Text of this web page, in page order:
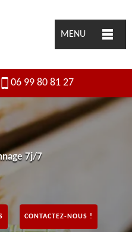
MENU
06 99 80 81 27
7j/7
CONTACTEZ-NOUS !